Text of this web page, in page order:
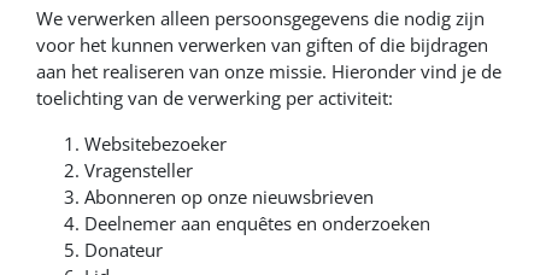
We verwerken alleen persoonsgegevens die nodig zijn
voor het kunnen verwerken van giften of die bijdragen
aan het realiseren van onze missie. Hieronder vind je de
toelichting van de verwerking per activiteit:
Websitebezoeker
Vragensteller
Abonneren op onze nieuwsbrieven
Deelnemer aan enquêtes en onderzoeken
Donateur